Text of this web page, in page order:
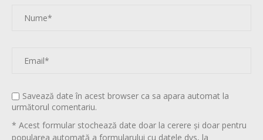
Savează date în acest browser ca sa apara automat la
următorul comentariu.
* Acest formular stochează date doar la cerere și doar pentru
popularea automată a formularului cu datele dvs, la